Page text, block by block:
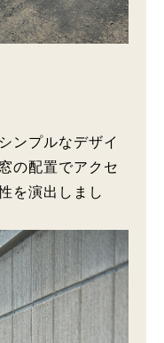
ンプルなデザイ
の配置でアクセ
を演出しまし